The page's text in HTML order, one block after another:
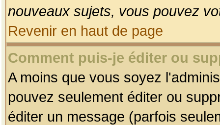
nouveaux sujets, vous pouvez
Revenir en haut de page
Comment puis-je éditer ou
A moins que vous soyez
pouvez seulement éditer ou
éditer un message (parfois